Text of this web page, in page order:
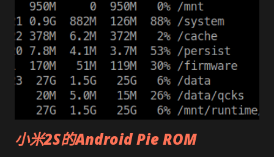
小米2S的Android Pie ROM